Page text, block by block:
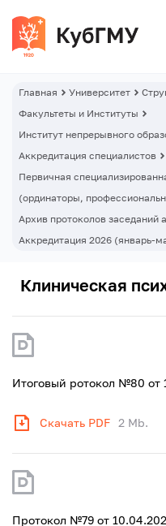
Главная Университет
Факультеты и Институты
Институт непрерывного
Аккредитация специалистов
Первичная
(ординаторы,
Архив протоколов заседаний
Аккредитация 2026 (январь-
Клиническая
Итоговый ротокол №80 от
Скачать PDF 2 Mb.
Протокол №79 от